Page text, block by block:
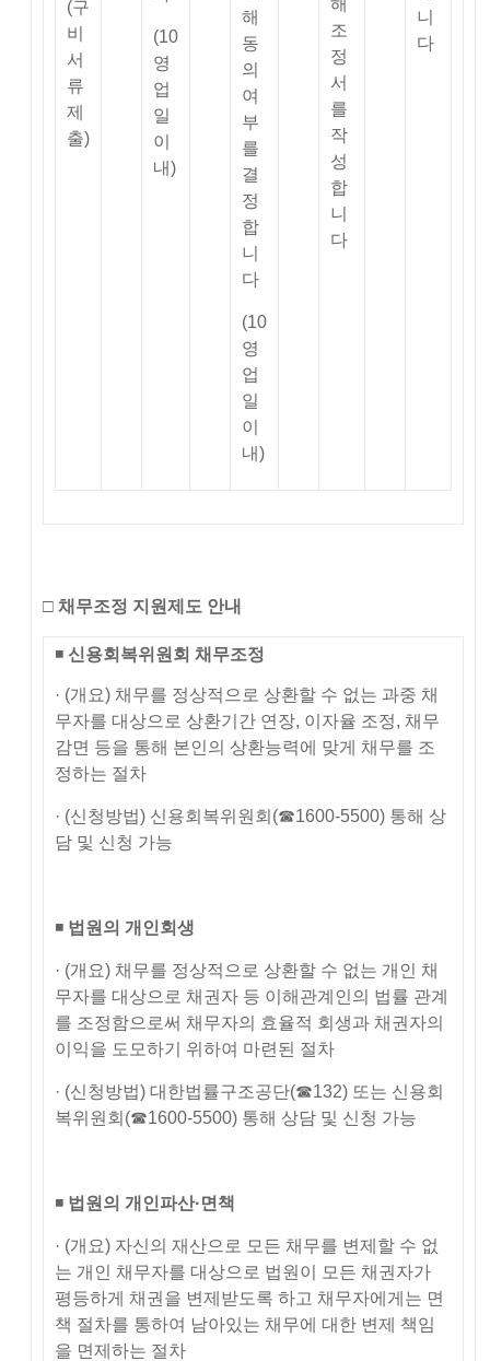
(구
비
서
류
제
출)
(10
영
업
일
이
내)
해
동
의
여
부
를
결
정
합
니
다
(10
영
업
일
이
내)
해
조
정
서
를
작
성
합
니
다
니
다
□채무조정 지원제도 안내
◾ 신용회복위원회 채무조정
· (개요) 채무를 정상적으로 상환할 수 없는 과중 채
무자를 대상으로 상환기간 연장, 이자율 조정, 채무
감면 등을 통해 본인의 상환능력에 맞게 채무를 조
정하는 절차
· (신청방법) 신용회복위원회(☎1600-5500) 통해 상
담 및 신청 가능
◾ 법원의 개인회생
· (개요) 채무를 정상적으로 상환할 수 없는 개인 채
무자를 대상으로 채권자 등 이해관계인의 법률 관계
를 조정함으로써 채무자의 효율적 회생과 채권자의
이익을 도모하기 위하여 마련된 절차
· (신청방법) 대한법률구조공단(☎132) 또는 신용회
복위원회(☎1600-5500) 통해 상담 및 신청 가능
◾ 법원의 개인파산·면책
· (개요) 자신의 재산으로 모든 채무를 변제할 수 없
는 개인 채무자를 대상으로 법원이 모든 채권자가
평등하게 채권을 변제받도록 하고 채무자에게는 면
책 절차를 통하여 남아있는 채무에 대한 변제 책임
을 면제하는 절차